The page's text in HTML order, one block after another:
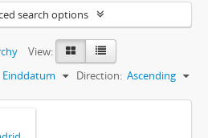
search options
View:
Einddatum Direction: Ascending